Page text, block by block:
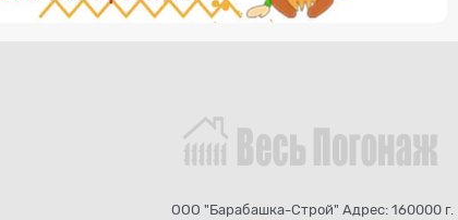
ООО "Барабашка-Строй" Адрес: 160000 г.